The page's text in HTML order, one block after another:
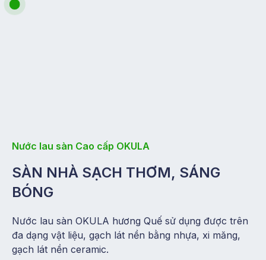
Nước lau sàn Cao cấp OKULA
SÀN NHÀ SẠCH THƠM, SÁNG
BÓNG
Nước lau sàn OKULA hương Quế sử dụng được trên
đa dạng vật liệu, gạch lát nền bằng nhựa, xi măng,
gạch lát nền ceramic.